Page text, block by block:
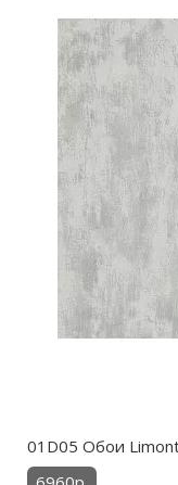
01D05 Обои